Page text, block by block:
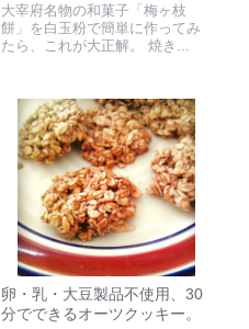
大宰府名物の和菓子「梅ヶ枝
餅」を白玉粉で簡単に作ってみ
たら、これが大正解。 焼き...
卵・乳・大豆製品不使用、30
分でできるオーツクッキー。